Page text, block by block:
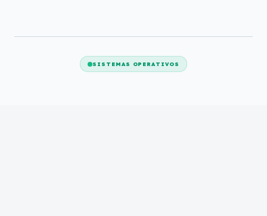
SISTEMAS OPERATIVOS